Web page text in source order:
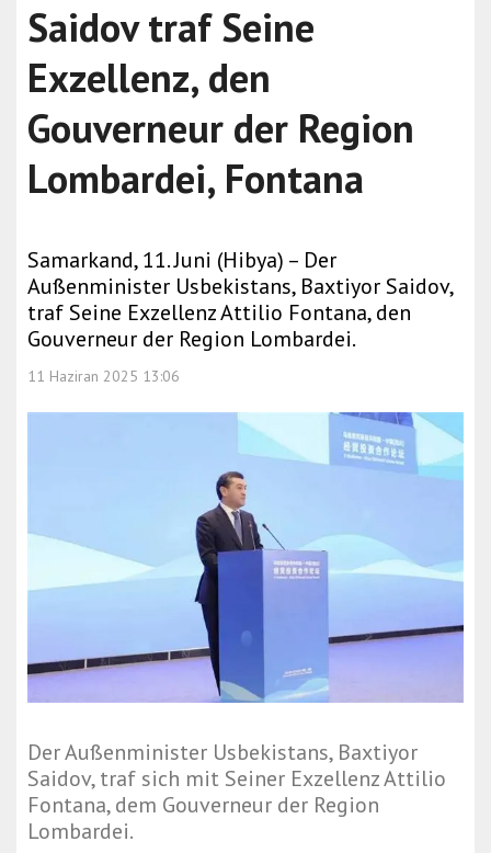
Saidov traf Seine
Exzellenz, den
Gouverneur der Region
Lombardei, Fontana
Samarkand, 11. Juni (Hibya) – Der
Außenminister Usbekistans, Baxtiyor Saidov,
traf Seine Exzellenz Attilio Fontana, den
Gouverneur der Region Lombardei.
11 Haziran 2025 13:06
Der Außenminister Usbekistans, Baxtiyor
Saidov, traf sich mit Seiner Exzellenz Attilio
Fontana, dem Gouverneur der Region
Lombardei.